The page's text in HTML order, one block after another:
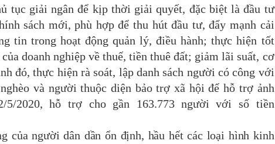
tục giải ngân để kịp thời giải quyết, đặc biệt là đầu tư
sách mới, phù hợp để thu hút đầu tư, đẩy mạnh cải
tin trong hoạt động quản lý, điều hành; thực hiện tốt
doanh nghiệp về thuế, tiền thuê đất; giảm lãi suất, cơ
đó, thực hiện rà soát, lập danh sách người có công với
và người thuộc diện bảo trợ xã hội để hỗ trợ ảnh
2020, hỗ trợ cho gần 163.773 người với số tiền
của người dân dần ổn định, hầu hết các loại hình kinh